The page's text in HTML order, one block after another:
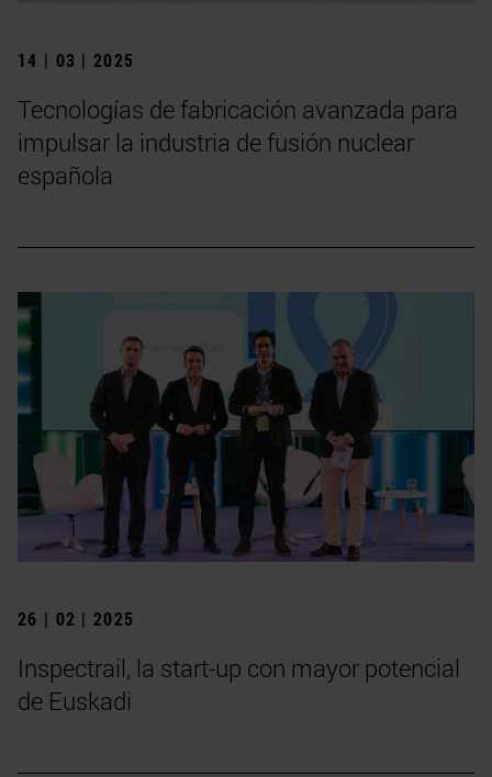
14 | 03 | 2025
Tecnologías de fabricación avanzada para
impulsar la industria de fusión nuclear
española
26 | 02 | 2025
Inspectrail, la start-up con mayor potencial
de Euskadi